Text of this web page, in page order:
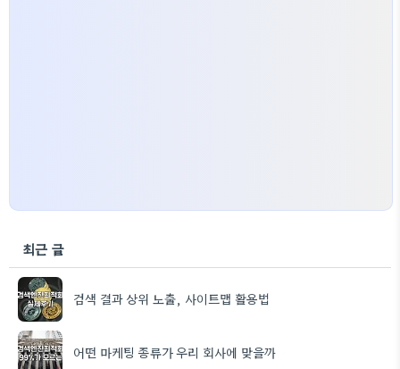
최근 글
검색 결과 상위 노출, 사이트맵 활용법
어떤 마케팅 종류가 우리 회사에 맞을까